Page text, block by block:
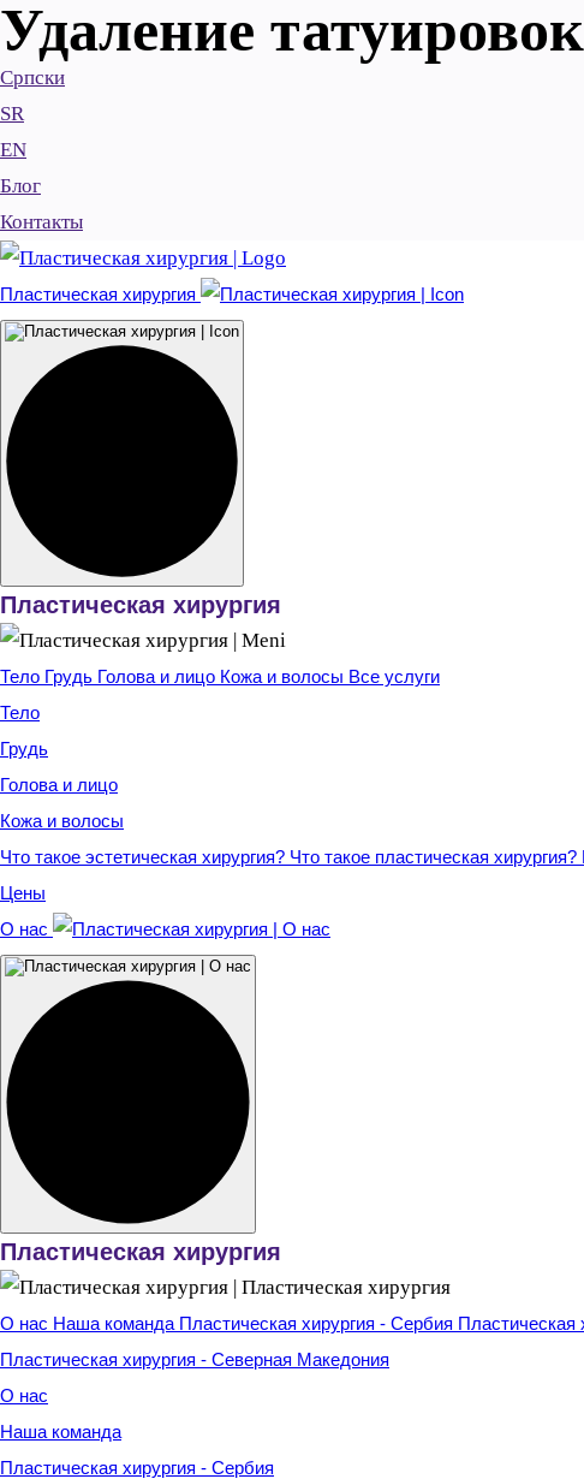
Удаление
Српски
SR
EN
Блог
Контакты
Пластическая хирургия
Пластическая хирургия
Тело Грудь Голова и лицо Кожа и волосы Все услуги
Тело
Грудь
Голова и лицо
Кожа и волосы
Что такое эстетическая хирургия? Что такое пластическая хирургия?
Цены
О нас
Пластическая хирургия
О нас Наша команда Пластическая хирургия - Сербия Пластическая
Пластическая хирургия - Северная Македония
О нас
Наша команда
Пластическая хирургия - Сербия